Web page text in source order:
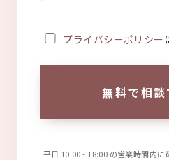
プライバシーポリシー
無料で相談
平日 10:00 - 18:00 の営業時間内